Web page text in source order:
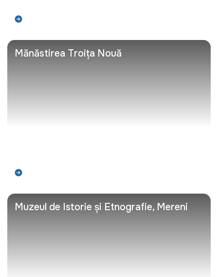
Mănăstirea Troița Nouă
Muzeul de Istorie și Etnografie, Mereni